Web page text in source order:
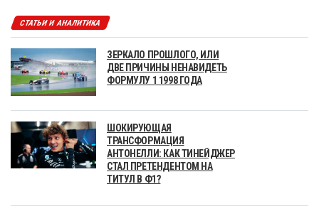
СТАТЬИ И АНАЛИТИКА
ЗЕРКАЛО ПРОШЛОГО, ИЛИ
ДВЕ ПРИЧИНЫ НЕНАВИДЕТЬ
ФОРМУЛУ 1 1998 ГОДА
ШОКИРУЮЩАЯ
ТРАНСФОРМАЦИЯ
АНТОНЕЛЛИ: КАК ТИНЕЙДЖЕР
СТАЛ ПРЕТЕНДЕНТОМ НА
ТИТУЛ В Ф1?